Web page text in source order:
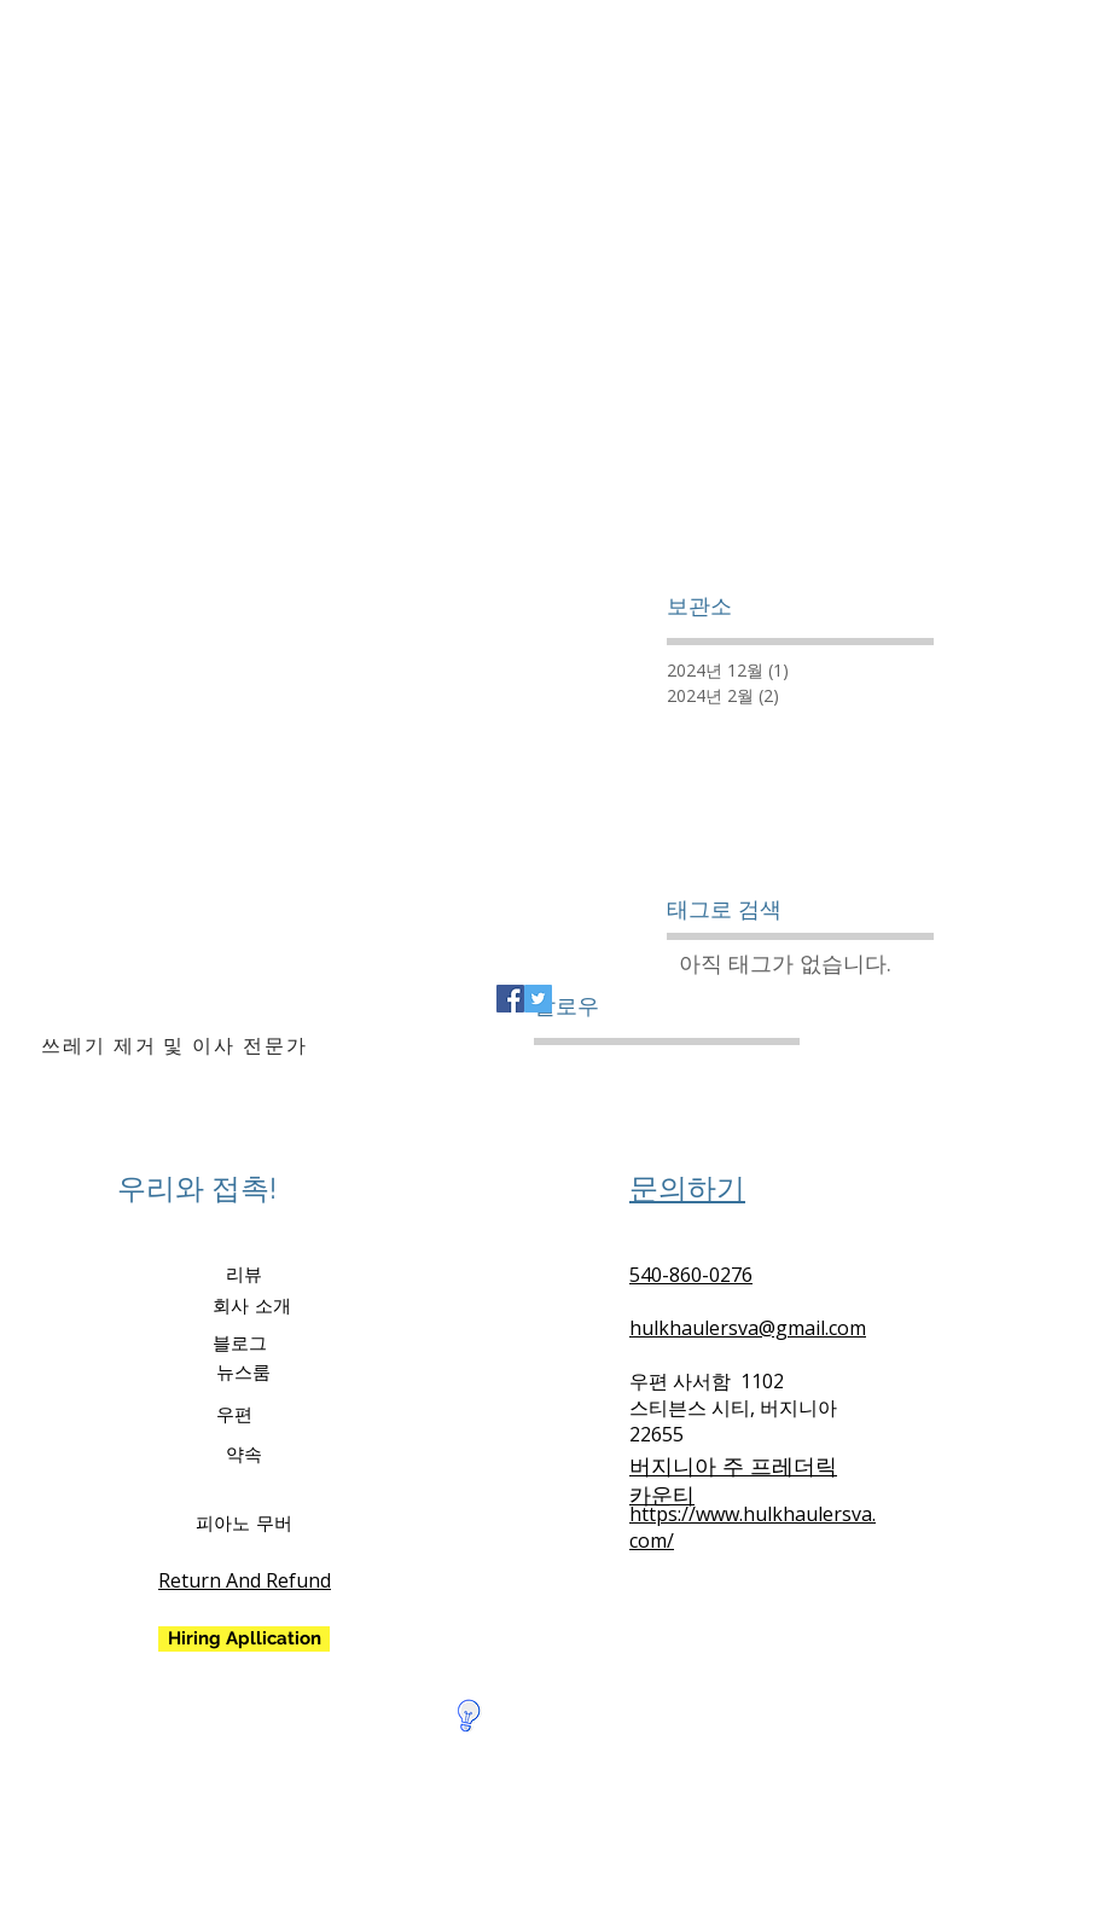
보관소
2024년 12월 (1)
2024년 2월 (2)
태그로 검색
아직 태그가 없습니다.
팔로우
쓰레기 제거 및 이사 전문가
우리와 접촉! 문의하기
리뷰
회사 소개
블로그
뉴스룸
우편
약속
피아노 무버
Return And Refund
Hiring Apllication
540-860-0276
hulkhaulersva@gmail.com
우편 사서함 1102
스티븐스 시티, 버지니아
22655
https://www.hulkhaulersva.
com/
버지니아 주 프레더릭
카운티